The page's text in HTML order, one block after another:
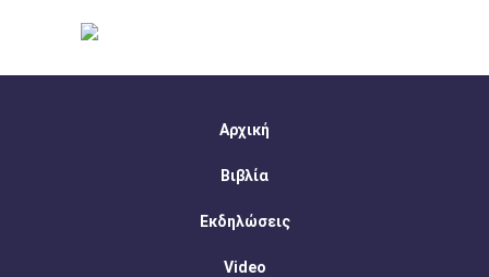
Αρχική
Βιβλία
Εκδηλώσεις
Video